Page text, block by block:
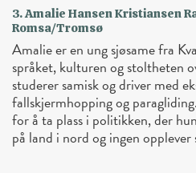
3. Amalie Hansen Kristiansen
Romsa/Tromsø
Amalie er en ung sjøsame fra
språket, kulturen og stoltheten
studerer samisk og driver med
fallskjermhopping og
for å ta plass i politikken, der
på land i nord og ingen opplever